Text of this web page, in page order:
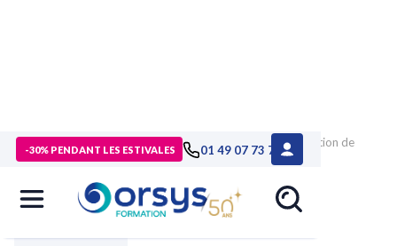
-30% PENDANT LES ESTIVALES 01 49 07 73 73
> Management - Développement personnel> Gestion de
projet : compétences essentielles